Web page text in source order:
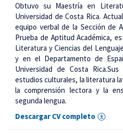
Obtuvo su Maestría en
Universidad de Costa Rica.
equipo verbal de la Sección de
Prueba de Aptitud Académica,
Literatura y Ciencias del
y en el Departamento de
Universidad de Costa
estudios culturales, la literatura
la comprensión lectora y la
segunda lengua.
Descargar CV completo